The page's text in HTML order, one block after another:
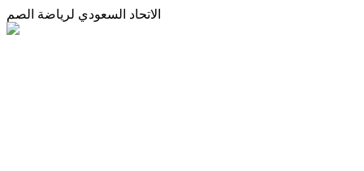
الاتحاد السعودي لرياضة الصم